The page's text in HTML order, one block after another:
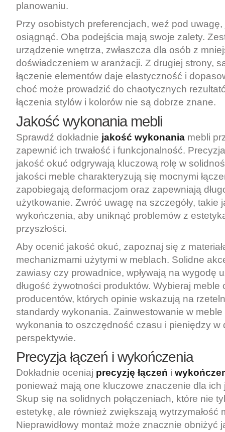
planowaniu.
Przy osobistych preferencjach, weź pod
osiągnąć. Oba podejścia mają swoje zalety.
urządzenie wnętrza, zwłaszcza dla osób z
doświadczeniem w aranżacji. Z drugiej strony,
łączenie elementów daje elastyczność i
choć może prowadzić do chaotycznych
łączenia stylów i kolorów nie są dobrze znane.
Jakość wykonania mebli
Sprawdź dokładnie jakość wykonania mebli
zapewnić ich trwałość i funkcjonalność.
jakość okuć odgrywają kluczową rolę w
jakości meble charakteryzują się mocnymi
zapobiegają deformacjom oraz zapewniają
użytkowanie. Zwróć uwagę na szczegóły, takie
wykończenia, aby uniknąć problemów z
przyszłości.
Aby ocenić jakość okuć, zapoznaj się z
mechanizmami użytymi w meblach. Solidne
zawiasy czy prowadnice, wpływają na wygodę
długość żywotności produktów. Wybieraj
producentów, których opinie wskazują na
standardy wykonania. Zainwestowanie w
wykonania to oszczędność czasu i pieniędzy w
perspektywie.
Precyzja łączeń i wykończenia
Dokładnie oceniaj precyzję łączeń i
ponieważ mają one kluczowe znaczenie dla ich
Skup się na solidnych połączeniach, które nie
estetykę, ale również zwiększają wytrzymałość
Nieprawidłowy montaż może znacznie obniżyć